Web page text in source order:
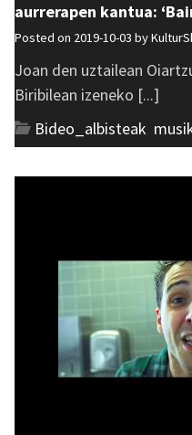
aurrerapen kantua:
Posted on 2019-10-03 by
Joan den uztailean
Biribilean izeneko [...]
Bideo_albisteak